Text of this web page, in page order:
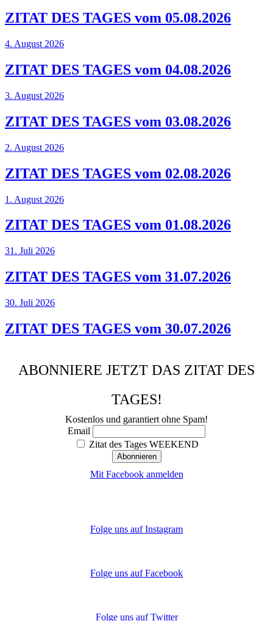
ZITAT DES TAGES vom 05.08.2026
4. August 2026
ZITAT DES TAGES vom 04.08.2026
3. August 2026
ZITAT DES TAGES vom 03.08.2026
2. August 2026
ZITAT DES TAGES vom 02.08.2026
1. August 2026
ZITAT DES TAGES vom 01.08.2026
31. Juli 2026
ZITAT DES TAGES vom 31.07.2026
30. Juli 2026
ZITAT DES TAGES vom 30.07.2026
ABONNIERE JETZT DAS ZITAT DES
TAGES!
Kostenlos und garantiert ohne Spam!
Email
Zitat des Tages WEEKEND
Mit Facebook anmelden
Folge uns auf Instagram
Folge uns auf Facebook
Folge uns auf Twitter